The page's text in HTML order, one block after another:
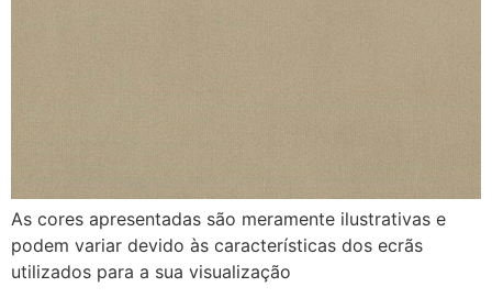
As cores apresentadas são meramente ilustrativas e
podem variar devido às características dos ecrãs
utilizados para a sua visualização